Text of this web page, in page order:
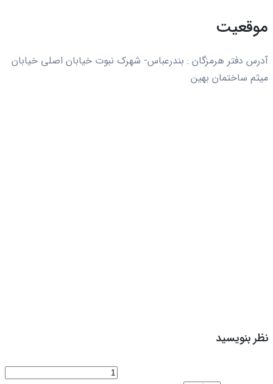
موقعیت
آدرس دفتر هرمزگان : بندرعباس- شهرک نبوت خیابان اصلی خیابان
میثم ساختمان بهین
نظر بنویسید